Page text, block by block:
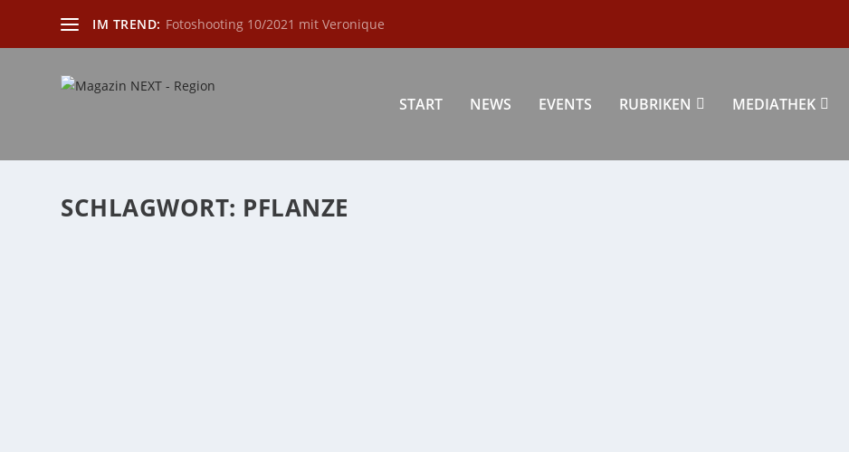
IM TREND: Fotoshooting 10/2021 mit Veronique
START NEWS EVENTS RUBRIKEN MEDIATHEK
SCHLAGWORT: PFLANZE